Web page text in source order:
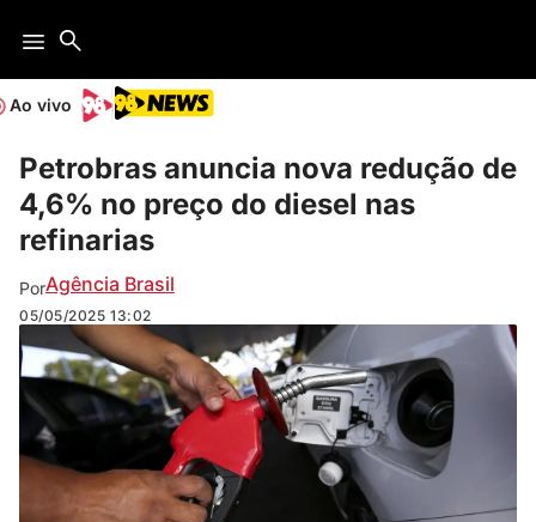
Ao vivo
Petrobras anuncia nova redução de
4,6% no preço do diesel nas
refinarias
PorAgência Brasil
05/05/2025 13:02